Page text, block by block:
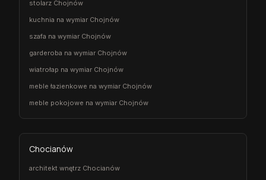
stolarz Chojnów
kuchnia na wymiar Chojnów
szafa na wymiar Chojnów
garderoba na wymiar Chojnów
wiatrołap na wymiar Chojnów
meble łazienkowe na wymiar Chojnów
meble pokojowe na wymiar Chojnów
Chocianów
architekt wnętrz Chocianów